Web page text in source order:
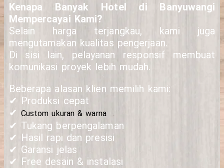
Kenapa Banyak Hotel di Banyuwangi
Mempercayai Kami?
Selain harga terjangkau, kami juga
mengutamakan kualitas pengerjaan.
Di sisi lain, pelayanan responsif membuat
komunikasi proyek lebih mudah.
Beberapa alasan klien memilih kami:
✔ Produksi cepat
✔ Custom ukuran & warna
✔ Tukang berpengalaman
✔ Hasil rapi dan presisi
✔ Garansi jelas
✔ Free desain & instalasi